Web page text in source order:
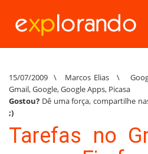
15/07/2009 \ Marcos Elias\
Gmail,Google,Google Apps, Picasa
Gostou? Dê uma força, compartilhe
;)
Tarefas no